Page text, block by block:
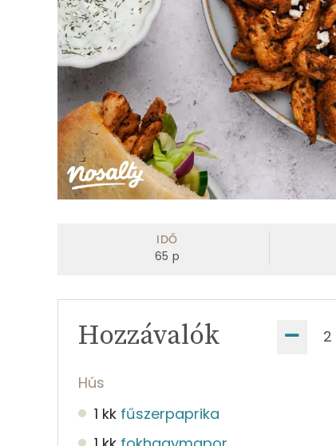
IDŐ
65 p
Hozzávalók
Hús
1 kk fűszerpaprika